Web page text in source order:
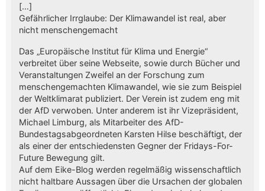
[…]
Gefährlicher Irrglaube: Der Klimawandel ist real, aber
nicht menschengemacht
Das „Europäische Institut für Klima und Energie“
verbreitet über seine Webseite, sowie durch Bücher und
Veranstaltungen Zweifel an der Forschung zum
menschengemachten Klimawandel, wie sie zum Beispiel
der Weltklimarat publiziert. Der Verein ist zudem eng mit
der AfD verwoben. Unter anderem ist ihr Vizepräsident,
Michael Limburg, als Mitarbeiter des AfD-
Bundestagsabgeordneten Karsten Hilse beschäftigt, der
als einer der entschiedensten Gegner der Fridays-For-
Future Bewegung gilt.
Auf dem Eike-Blog werden regelmäßig wissenschaftlich
nicht haltbare Aussagen über die Ursachen der globalen